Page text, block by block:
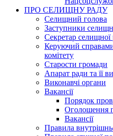
ПРО СЕЛИЩНУ РАДУ
Селищний голова
Заступники
Секретар селищної
Керуючий
комітету
Старости громади
Апарат ради та її
Виконавчі органи
Вакансії
Порядок
Оголошення
Вакансії
Правила